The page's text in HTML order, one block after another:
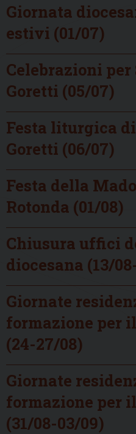
Giornata
estivi (01/07)
Celebrazioni
Goretti (05/07)
Festa liturgica
Goretti (06/07)
Festa della
Rotonda (01/08)
Chiusura uffici
diocesana (13/
Giornate
formazione per
(24-27/08)
Giornate
formazione per
(31/08-03/09)